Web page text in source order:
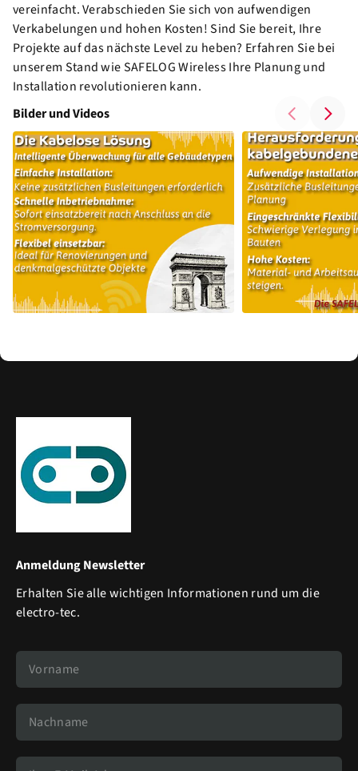
vereinfacht. Verabschieden Sie sich von aufwendigen
Verkabelungen und hohen Kosten! Sind Sie bereit, Ihre
Projekte auf das nächste Level zu heben? Erfahren Sie bei
unserem Stand wie SAFELOG Wireless Ihre Planung und
Installation revolutionieren kann.
Bilder und Videos
Anmeldung Newsletter
Erhalten Sie alle wichtigen Informationen rund um die
electro-tec.